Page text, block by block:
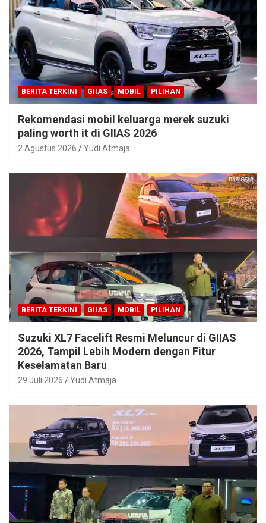
BERITA TERKINI GIIAS MOBIL PILIHAN
Rekomendasi mobil keluarga merek suzuki
paling worth it di GIIAS 2026
2 Agustus 2026 Yudi Atmaja
BERITA TERKINI GIIAS MOBIL PILIHAN
Suzuki XL7 Facelift Resmi Meluncur di GIIAS
2026, Tampil Lebih Modern dengan Fitur
Keselamatan Baru
29 Juli 2026 Yudi Atmaja